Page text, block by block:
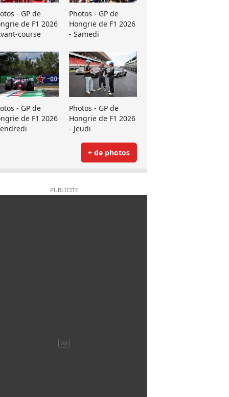
- GP de
de F1 2026
course
Photos - GP de
Hongrie de F1 2026
- Samedi
- GP de
de F1 2026
Photos - GP de
Hongrie de F1 2026
- Jeudi
+ de photos